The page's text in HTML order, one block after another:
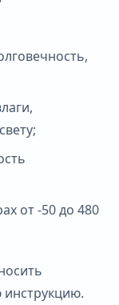
от -50 до 480
инструкцию.